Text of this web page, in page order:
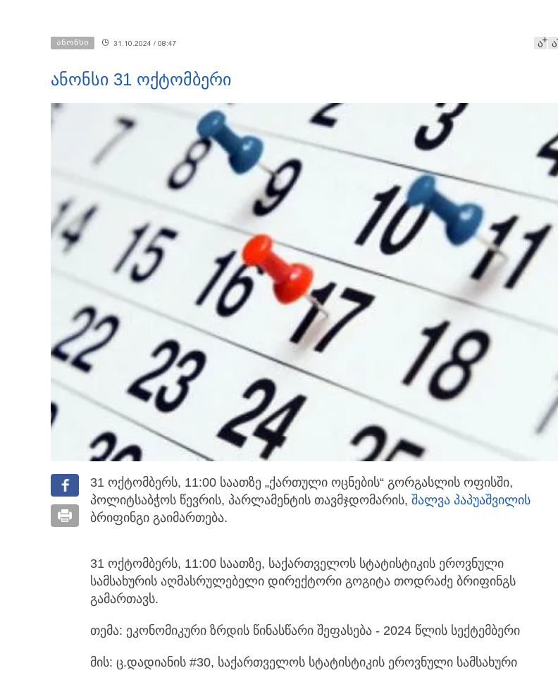
სადაც 12 წლის წინ გურამ
ანონსი 31.10.2024 / 08:47 ა ა
ანონსი 31 ოქტომბერი
31 ოქტომბერს, 11:00 საათზე „ქართული ოცნების“ გორგასლის ოფისში,
პოლიტსაბჭოს წევრის, პარლამენტის თავმჯდომარის, შალვა პაპუაშვილის
ბრიფინგი გაიმართება.
31 ოქტომბერს, 11:00 საათზე, საქართველოს სტატისტიკის ეროვნული
სამსახურის აღმასრულებელი დირექტორი გოგიტა თოდრაძე ბრიფინგს
გამართავს.
თემა: ეკონომიკური ზრდის წინასწარი შეფასება - 2024 წლის სექტემბერი
მის: ც.დადიანის #30, საქართველოს სტატისტიკის ეროვნული სამსახური